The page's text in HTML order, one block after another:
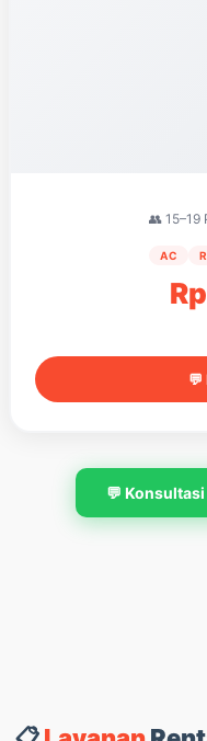
👥 15–19
AC
💬